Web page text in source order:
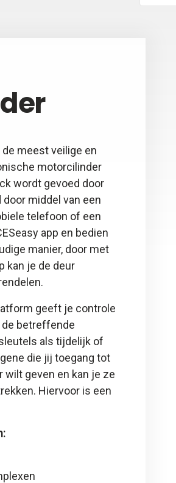
meest veilige en
motorcilinder
wordt gevoed door
middel van een
telefoon of een
app en bedien
manier, door met
kan je de deur
geeft je controle
de betreffende
als tijdelijk of
die jij toegang tot
wilt geven en kan je ze
Hiervoor is een